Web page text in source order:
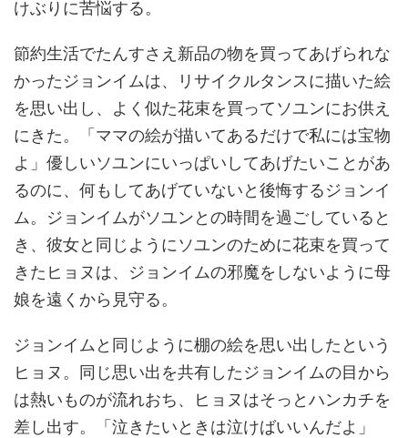
けぶりに苦悩する。
節約生活でたんすさえ新品の物を買ってあげられな
かったジョンイムは、リサイクルタンスに描いた絵
を思い出し、よく似た花束を買ってソユンにお供え
にきた。「ママの絵が描いてあるだけで私には宝物
よ」優しいソユンにいっぱいしてあげたいことがあ
るのに、何もしてあげていないと後悔するジョンイ
ム。ジョンイムがソユンとの時間を過ごしていると
き、彼女と同じようにソユンのために花束を買って
きたヒョヌは、ジョンイムの邪魔をしないように母
娘を遠くから見守る。
ジョンイムと同じように棚の絵を思い出したという
ヒョヌ。同じ思い出を共有したジョンイムの目から
は熱いものが流れおち、ヒョヌはそっとハンカチを
差し出す。「泣きたいときは泣けばいいんだよ」